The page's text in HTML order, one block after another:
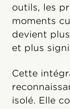
outils, les
moments
devient
et plus
Cette
isolé. Elle